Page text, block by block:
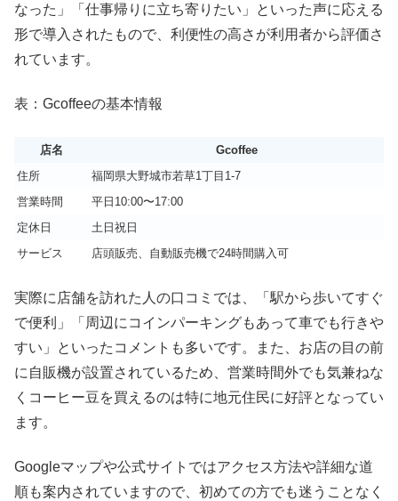
なった」「仕事帰りに立ち寄りたい」といった声に応える
形で導入されたもので、利便性の高さが利用者から評価さ
れています。
表：Gcoffeeの基本情報
店名
Gcoffee
住所
福岡県大野城市若草1丁目1-7
営業時間
平日10:00〜17:00
定休日
土日祝日
サービス
店頭販売、自動販売機で24時間購入可
実際に店舗を訪れた人の口コミでは、「駅から歩いてすぐ
で便利」「周辺にコインパーキングもあって車でも行きや
すい」といったコメントも多いです。また、お店の目の前
に自販機が設置されているため、営業時間外でも気兼ねな
くコーヒー豆を買えるのは特に地元住民に好評となってい
ます。
Googleマップや公式サイトではアクセス方法や詳細な道
順も案内されていますので、初めての方でも迷うことなく